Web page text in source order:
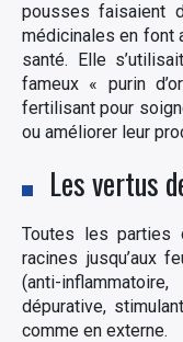
pousses faisaient
médicinales en font
santé. Elle
fameux « purin
fertilisant pour
ou améliorer leur
Les vertus
Toutes les parties
racines jusqu’aux
(anti-
dépurative,
comme en externe.